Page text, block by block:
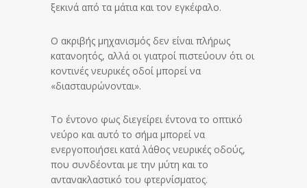
ξεκινά από τα μάτια και τον εγκέφαλο.
Ο ακριβής μηχανισμός δεν είναι πλήρως
κατανοητός, αλλά οι γιατροί πιστεύουν ότι οι
κοντινές νευρικές οδοί μπορεί να
«διασταυρώνονται».
Το έντονο φως διεγείρει έντονα το οπτικό
νεύρο και αυτό το σήμα μπορεί να
ενεργοποιήσει κατά λάθος νευρικές οδούς,
που συνδέονται με την μύτη και το
αντανακλαστικό του φτερνίσματος.